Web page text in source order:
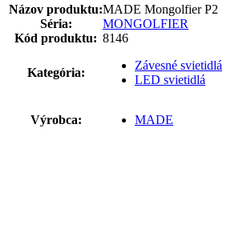
Názov produktu:MADE Mongolfier P2
Séria:
MONGOLFIER
Kód produktu: 8146
Kategória:
Závesné svietidlá
LED svietidlá
Výrobca:
MADE